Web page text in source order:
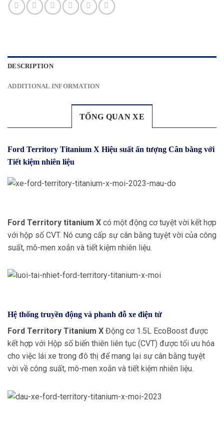
DESCRIPTION
ADDITIONAL INFORMATION
TỔNG QUAN XE
Ford Territory Titanium X Hiệu suất ấn tượng Cân bằng với
Tiết kiệm nhiên liệu
Ford Territory titanium X có một động cơ tuyệt vời kết hợp
với hộp số CVT. Nó cung cấp sự cân bằng tuyệt vời của công
suất, mô-men xoắn và tiết kiệm nhiên liệu.
Hệ thống truyền động và phanh đỗ xe điện tử
Ford Territory Titanium X Động cơ 1.5L EcoBoost được
kết hợp với Hộp số biến thiên liên tục (CVT) được tối ưu hóa
cho việc lái xe trong đô thị để mang lại sự cân bằng tuyệt
vời về công suất, mô-men xoắn và tiết kiệm nhiên liệu.